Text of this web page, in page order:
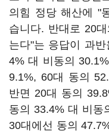
의힘 정당 해산에 "
습니다. 반대로 20
는다"는 응답이 과
4% 대 비동의
9.1%, 60대 동의
반면 20대 동의
동의 33.4% 대 비동
30대에선 동의